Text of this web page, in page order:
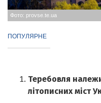
Фото: provse.te.ua
ПОПУЛЯРНЕ
Теребовля
літописних міст